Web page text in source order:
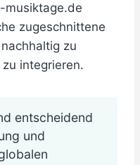
musiktage.de
zugeschnittene
zu
integrieren.
entscheidend
und